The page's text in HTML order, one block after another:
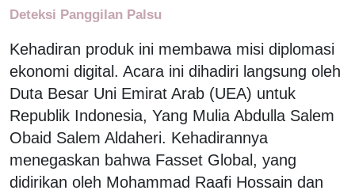
Deteksi Panggilan Palsu
Kehadiran produk ini membawa misi diplomasi
ekonomi digital. Acara ini dihadiri langsung oleh
Duta Besar Uni Emirat Arab (UEA) untuk
Republik Indonesia, Yang Mulia Abdulla Salem
Obaid Salem Aldaheri. Kehadirannya
menegaskan bahwa Fasset Global, yang
didirikan oleh Mohammad Raafi Hossain dan